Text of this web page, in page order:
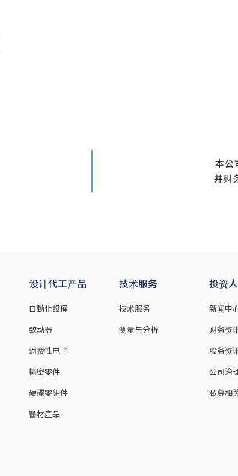
本公
并财
设计代工产品
自動化設備
致动器
消费性电子
精密零件
硬碟零組件
醫材產品
技术服务
技术服务
测量与分析
投资
新闻中
财务资
股务资
公司治
私募相